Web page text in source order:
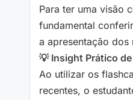
Para ter uma visão
fundamental
a apresentação
💡 Insight Prático
Ao utilizar os
recentes, o